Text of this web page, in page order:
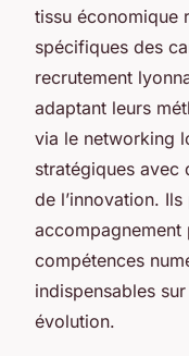
tissu économique
spécifiques des
recrutement
adaptant leurs
via le networking
stratégiques avec
de l’innovation.
accompagnement
compétences
indispensables
évolution.